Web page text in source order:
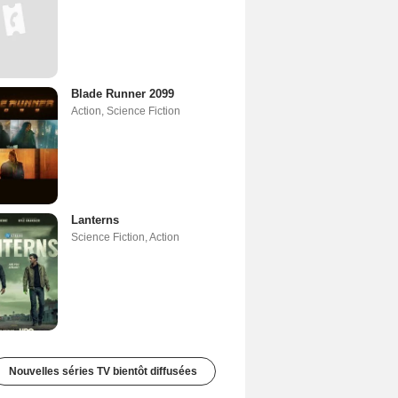
Blade Runner 2099
Action, Science Fiction
Lanterns
Science Fiction,Action
Nouvelles séries TV bientôt diffusées